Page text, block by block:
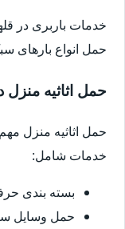
خدمات باربری در
حمل انواع بارهای
حمل اثاثیه منزل
حمل اثاثیه منزل
خدمات شامل:
بسته بندی
حمل وسایل